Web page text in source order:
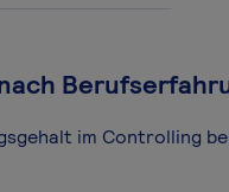
im Controlling